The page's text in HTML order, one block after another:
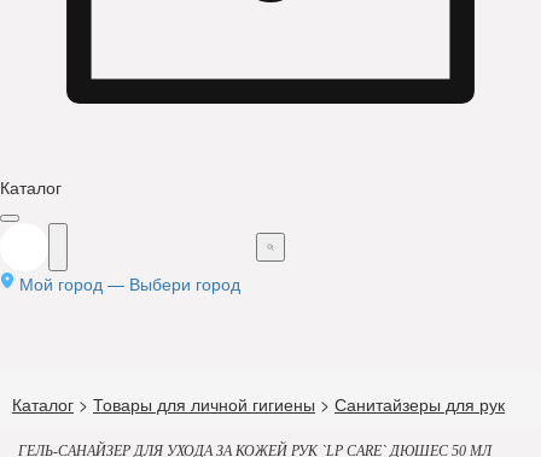
Каталог
Мой город — Выбери город
Каталог > Товары для личной гигиены > Санитайзеры для рук
ГЕЛЬ-САНАЙЗЕР ДЛЯ УХОДА ЗА КОЖЕЙ РУК `LP CARE` ДЮШЕС 50 МЛ